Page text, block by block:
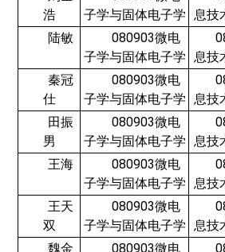
浩
子学与固体电子学 息技
陆敏
080903微电
子学与固体电子学 息技
秦冠
仕
080903微电
子学与固体电子学 息技
田振
男
080903微电
子学与固体电子学 息技
王海
080903微电
子学与固体电子学 息技
王天
双
080903微电
子学与固体电子学 息技
魏金
080903微电